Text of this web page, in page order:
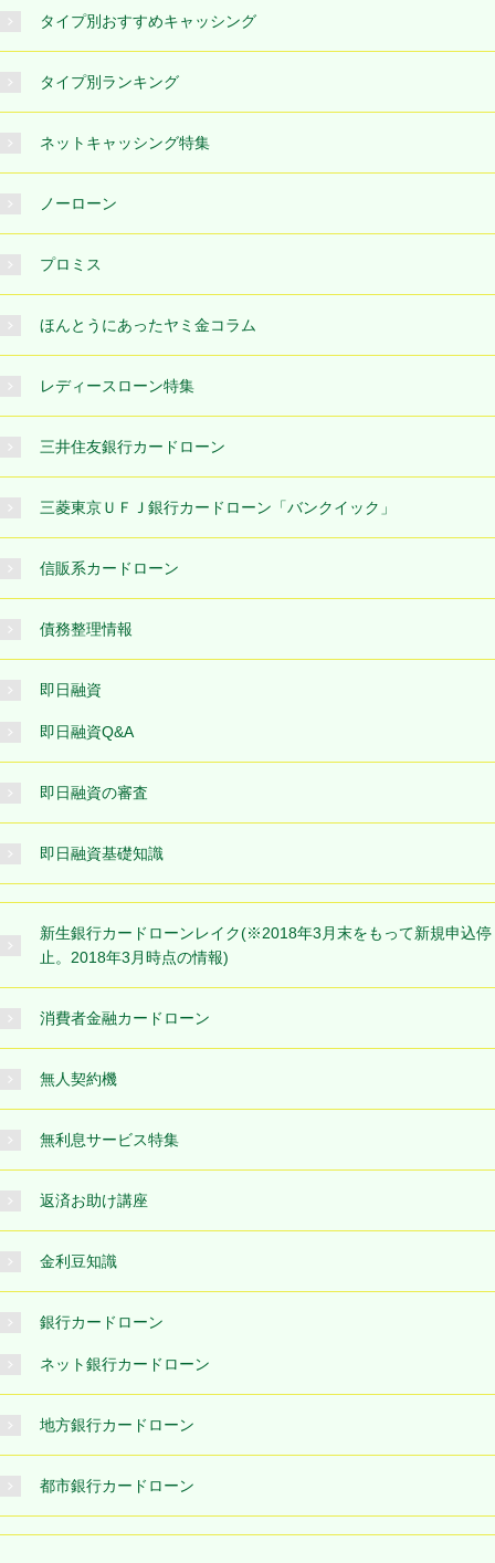
タイプ別おすすめキャッシング
タイプ別ランキング
ネットキャッシング特集
ノーローン
プロミス
ほんとうにあったヤミ金コラム
レディースローン特集
三井住友銀行カードローン
三菱東京ＵＦＪ銀行カードローン「バンクイック」
信販系カードローン
債務整理情報
即日融資
即日融資Q&A
即日融資の審査
即日融資基礎知識
新生銀行カードローンレイク(※2018年3月末をもって新規申込停
止。2018年3月時点の情報)
消費者金融カードローン
無人契約機
無利息サービス特集
返済お助け講座
金利豆知識
銀行カードローン
ネット銀行カードローン
地方銀行カードローン
都市銀行カードローン